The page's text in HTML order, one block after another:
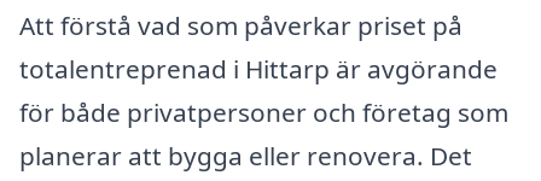
Att förstå vad som påverkar priset på
totalentreprenad i Hittarp är avgörande
för både privatpersoner och företag som
planerar att bygga eller renovera. Det